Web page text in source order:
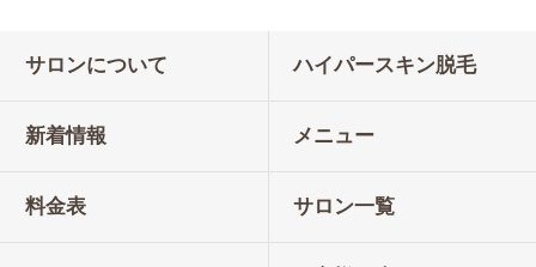
サロンについて ハイパースキン脱毛
新着情報 メニュー
料金表 サロン一覧